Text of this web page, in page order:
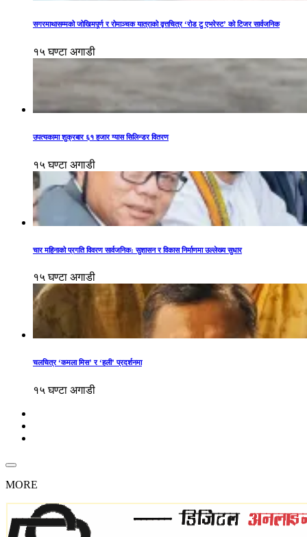
सगरमाथासम्मको जोखिमपूर्ण र रोमाञ्चक यात्राको वृत्तचित्र ‘रोड टु एभरेस्ट’ को टिजर सार्वजनिक
१५ घण्टा अगाडी
उपत्यकामा शुक्रबार ६१ हजार ग्यास सिलिन्डर वितरण
१५ घण्टा अगाडी
चार महिनाको प्रगति विवरण सार्वजनिक: सुशासन र विकास निर्माणमा उल्लेख्य सुधार
१५ घण्टा अगाडी
चलचित्र ‘कमला मिस’ र ‘हली’ प्रदर्शनमा
१५ घण्टा अगाडी
MORE